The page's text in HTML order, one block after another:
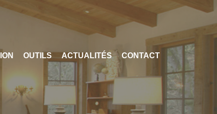
OUTILS ACTUALITÉS CONTACT